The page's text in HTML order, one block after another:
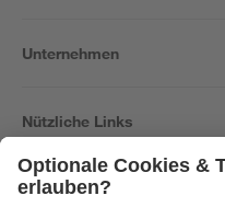
Unternehmen
Nützliche Links